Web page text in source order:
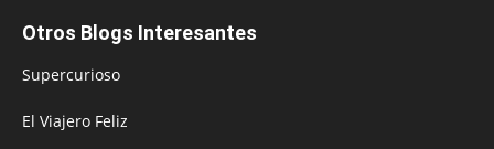
Otros Blogs Interesantes
Supercurioso
El Viajero Feliz